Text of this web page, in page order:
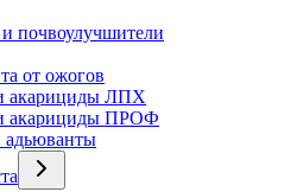
почвоулучшители
от ожогов
акарициды ЛПХ
акарициды ПРОФ
адьюванты